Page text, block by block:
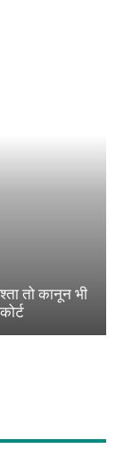
तो कानून भी